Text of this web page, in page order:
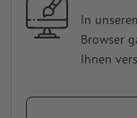
In
Browser
Ihnen